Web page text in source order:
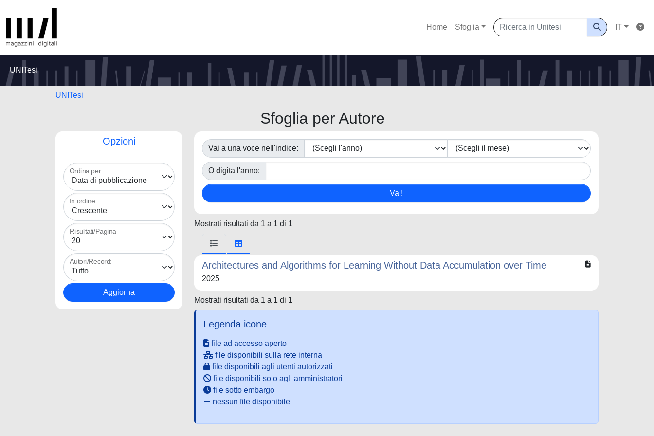
Home Sfoglia IT
UNITesi
UNITesi
Sfoglia per Autore
Opzioni
Ordina per:
In ordine:
Risultati/Pagina
Autori/Record:
Vai a una voce nell'indice:
O digita l'anno:
Mostrati risultati da 1 a 1 di 1
Architectures and Algorithms for Learning Without Data Accumulation over Time
2025
Mostrati risultati da 1 a 1 di 1
Legenda icone
file ad accesso aperto
file disponibili sulla rete interna
file disponibili agli utenti autorizzati
file disponibili solo agli amministratori
file sotto embargo
nessun file disponibile